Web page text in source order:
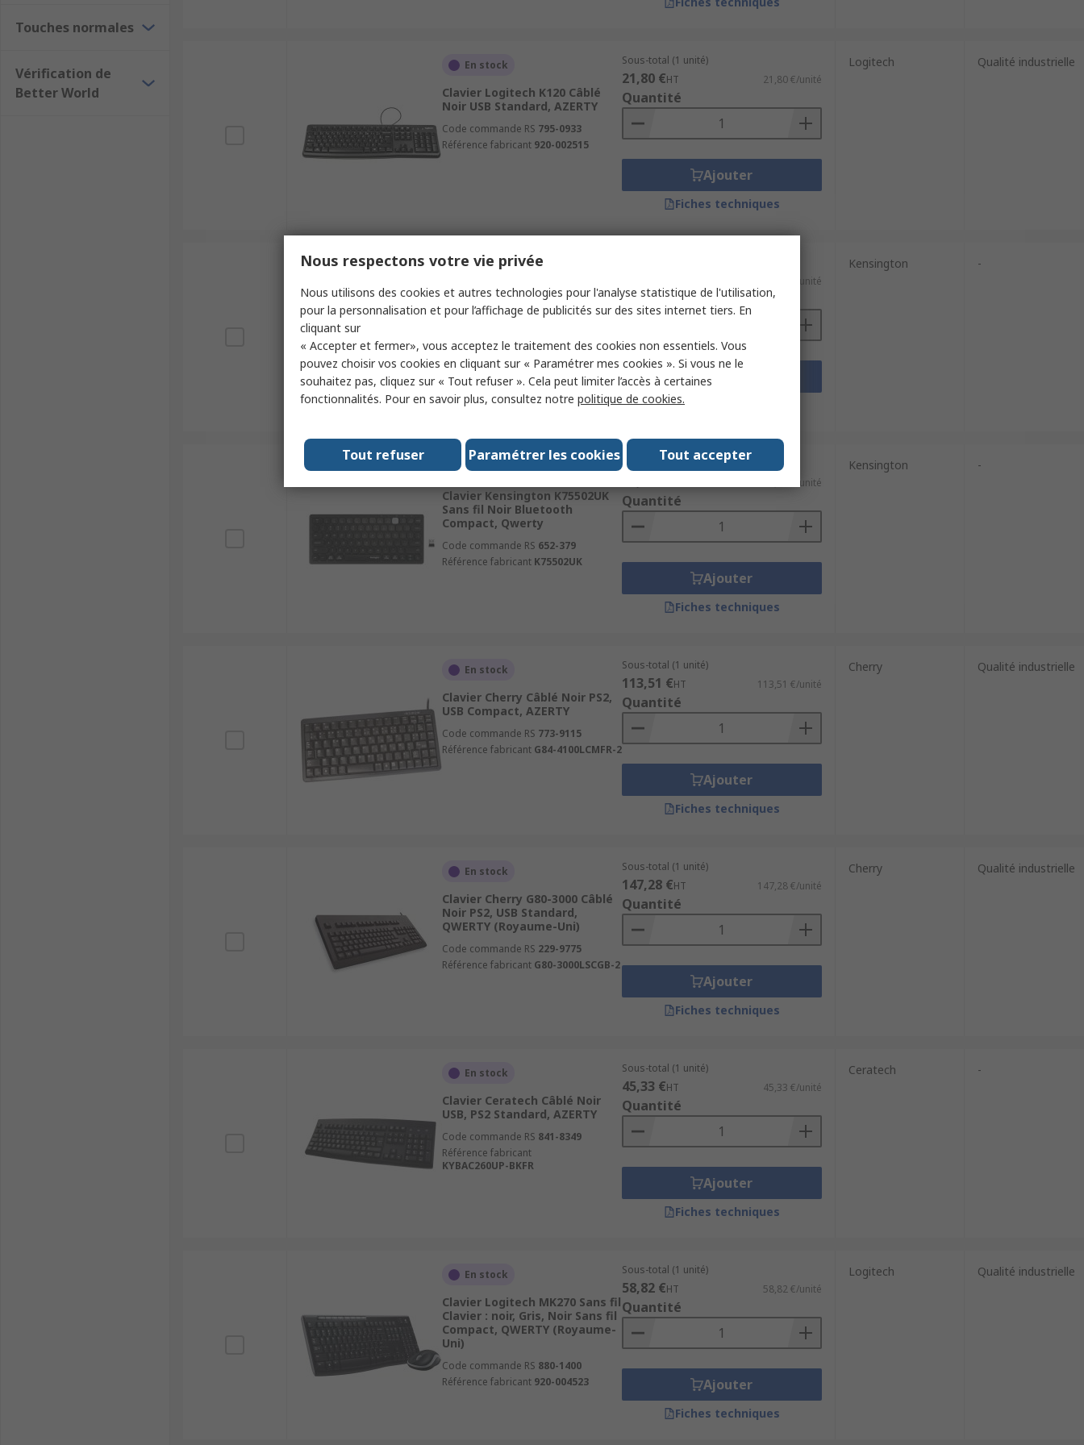
Touches normales
Vérification de
Better World
En stock
Clavier Logitech K120 Câblé
Noir USB Standard, AZERTY
Code commande RS 795-0933
Référence fabricant 920-002515
Sous-total (1 unité)
21,80 €HT 21,80 €/unité
Quantité
Ajouter
Fiches techniques
Logitech Qualité industrielle
En stock
Clavier Kensington 1500109
Câblé Noir USB Standard,
Qwerty
Code commande RS652-377
Référence fabricant 1500109
16,32 €/unité
Quantité
Ajouter
Fiches techniques
Kensington -
En stock
Clavier Kensington K75502UK
Sans fil Noir Bluetooth
Compact, Qwerty
Code commande RS 652-379
Référence fabricant K75502UK
Sous-total (1 unité)
43,61 €/unité
Quantité
Ajouter
Fiches techniques
Kensington -
En stock
Clavier Cherry Câblé Noir PS2,
USB Compact, AZERTY
Code commande RS 773-9115
Référence fabricant G84-4100LCMFR-2
Sous-total (1 unité)
113,51 €HT 113,51 €/unité
Quantité
Ajouter
Fiches techniques
Cherry Qualité industrielle
En stock
Clavier Cherry G80-3000 Câblé
Noir PS2, USB Standard,
QWERTY (Royaume-Uni)
Code commande RS 229-9775
Référence fabricant G80-3000LSCGB-2
Sous-total (1 unité)
147,28 €HT 147,28 €/unité
Quantité
Ajouter
Fiches techniques
Cherry Qualité industrielle
En stock
Clavier Ceratech Câblé Noir
USB, PS2 Standard, AZERTY
Code commande RS 841-8349
Référence fabricant
KYBAC260UP-BKFR
Sous-total (1 unité)
45,33 €HT 45,33 €/unité
Quantité
Ajouter
Fiches techniques
Ceratech -
En stock
Clavier Logitech MK270 Sans fil
Clavier : noir, Gris, Noir Sans fil
Compact, QWERTY (Royaume-
Uni)
Code commande RS 880-1400
Référence fabricant 920-004523
Sous-total (1 unité)
58,82 €HT 58,82 €/unité
Quantité
Ajouter
Fiches techniques
Logitech Qualité industrielle
Nous respectons votre vie privée
Nous utilisons des cookies et autres technologies pour l'analyse statistique de l'utilisation,
pour la personnalisation et pour l’affichage de publicités sur des sites internet tiers. En
cliquant sur
« Accepter et fermer», vous acceptez le traitement des cookies non essentiels. Vous
pouvez choisir vos cookies en cliquant sur « Paramétrer mes cookies ». Si vous ne le
souhaitez pas, cliquez sur « Tout refuser ». Cela peut limiter l’accès à certaines
fonctionnalités. Pour en savoir plus, consultez notre politique de cookies.
Tout accepter
Paramétrer les cookies
Tout refuser